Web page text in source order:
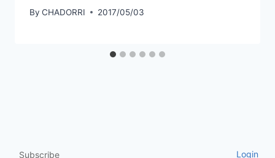
By CHADORRI 2017/05/03
Subscribe Login